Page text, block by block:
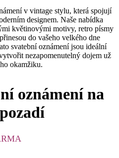
v vintage stylu, která spojují
designem. Naše nabídka
květinovými motivy, retro písmy
do vašeho velkého dne
svatební oznámení jsou ideální
nezapomenutelný dojem už
okamžiku.
oznámení na